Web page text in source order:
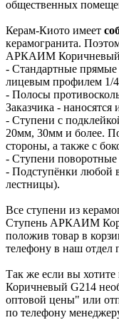
общественных
Керам-Киото имеет
керамогранита.
АРКАИМ Коричневый
- Стандартные
лицевым профилем 1/4
- Полосы
Заказчика - наносятся
- Ступени с
20мм, 30мм и более.
стороны, а также с
- Ступени
- Подступёнки любой
лестницы).
Все ступени из
Ступень АРКАИМ
положив товар в
телефону в наш отдел
Так же если вы
Коричневый G214
оптовой цены" или
по телефону